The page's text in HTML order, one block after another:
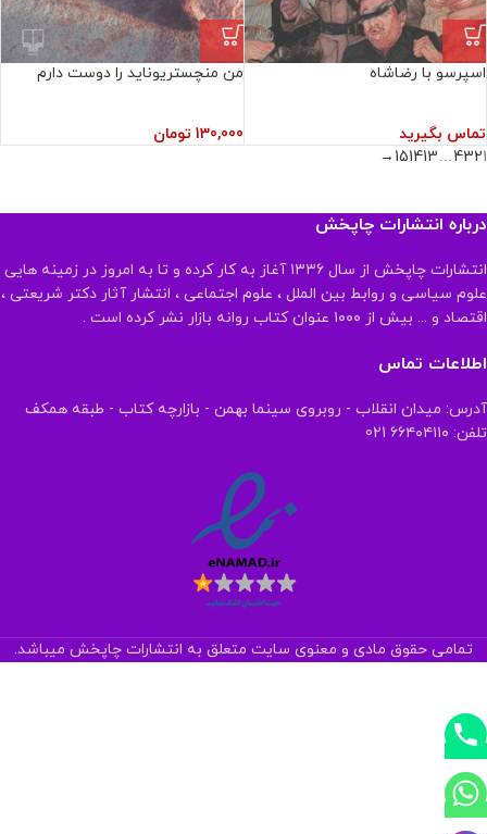
اسپرسو با رضاشاه
تماس بگیرید
من منچستریوناید را دوست دارم
130,000 تومان
1
2
3
4
…
13
14
15
→
درباره انتشارات چاپخش
انتشارات چاپخش از سال ۱۳۳۶ آغاز به کار کرده و تا به امروز در زمینه هایی
علوم سیاسی و روابط بین الملل ، علوم اجتماعی ، انتشار آثار دکتر شریعتی ،
اقتصاد و ... بیش از ۱۰۰۰ عنوان کتاب روانه بازار نشر کرده است .
اطلاعات تماس
آدرس: میدان انقلاب - روبروی سینما بهمن - بازارچه کتاب - طبقه همکف
تلفن: ۶۶۴۰۴۱۱۰ 021
تمامی حقوق مادی و معنوی سایت متعلق به انتشارات چاپخش میباشد.